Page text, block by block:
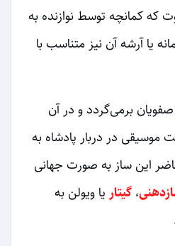
که کمانچه توسط نوازنده به
یا آرشه آن نیز متناسب با
برمی‌گردد و در آن
موسیقی در دربار پادشاه به
این ساز به صورت جهانی
، گیتار یا ویولن به